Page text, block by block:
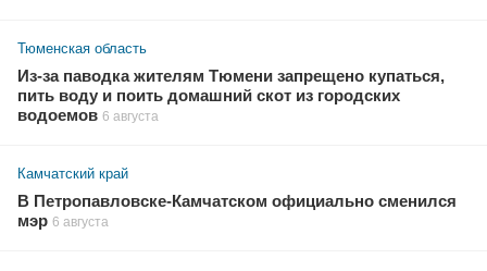
Тюменская область
Из-за паводка жителям Тюмени запрещено купаться,
пить воду и поить домашний скот из городских
водоемов 6 августа
Камчатский край
В Петропавловске-Камчатском официально сменился
мэр 6 августа